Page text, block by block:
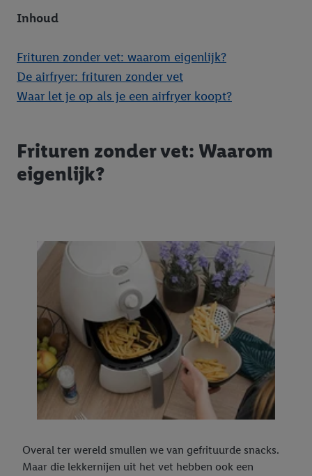
Inhoud
Frituren zonder vet: waarom eigenlijk?
De airfryer: frituren zonder vet
Waar let je op als je een airfryer koopt?
Frituren zonder vet: Waarom
eigenlijk?
Overal ter wereld smullen we van gefrituurde snacks.
Maar die lekkernijen uit het vet hebben ook een